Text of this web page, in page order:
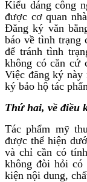
Kiểu dáng công
được cơ quan
Đăng ký văn
báo về tình trạng
để tránh tình
không có căn cứ
Việc đăng ký
ký bảo hộ tác
Thứ hai, về điều
Tác phẩm mỹ
được thể hiện
và chỉ cần có
không đòi hỏi
kiện nội dung,